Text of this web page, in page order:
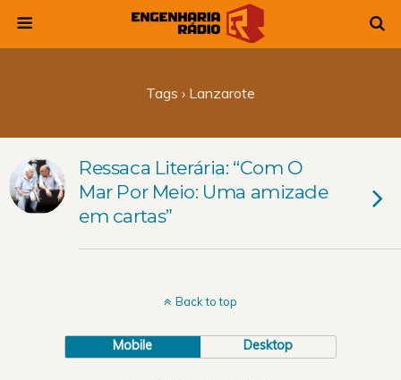
Tags › Lanzarote
Ressaca Literária: “Com O
Mar Por Meio: Uma amizade
em cartas”
Back to top
Mobile Desktop